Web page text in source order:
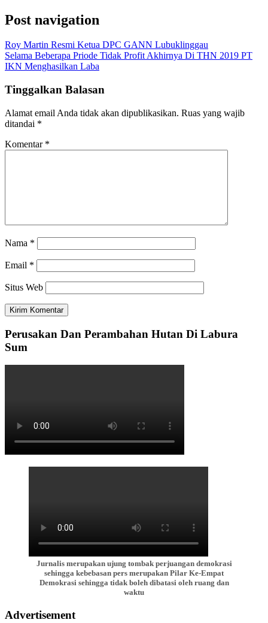
Post navigation
Roy Martin Resmi Ketua DPC GANN Lubuklinggau
Selama Beberapa Priode Tidak Profit Akhirnya Di THN 2019 PT
IKN Menghasilkan Laba
Tinggalkan Balasan
Alamat email Anda tidak akan dipublikasikan. Ruas yang wajib
ditandai *
Komentar *
Nama *
Email *
Situs Web
Perusakan Dan Perambahan Hutan Di Labura
Sum
Jurnalis merupakan ujung tombak perjuangan demokrasi
sehingga kebebasan pers merupakan Pilar Ke-Empat
Demokrasi sehingga tidak boleh dibatasi oleh ruang dan
waktu
Advertisement